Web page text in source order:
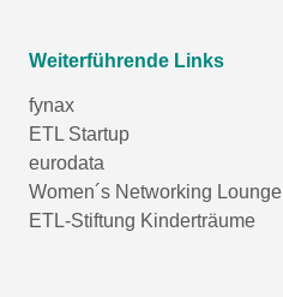
Weiterführende Links
fynax
ETL Startup
eurodata
Women´s Networking Lounge
ETL-Stiftung Kinderträume